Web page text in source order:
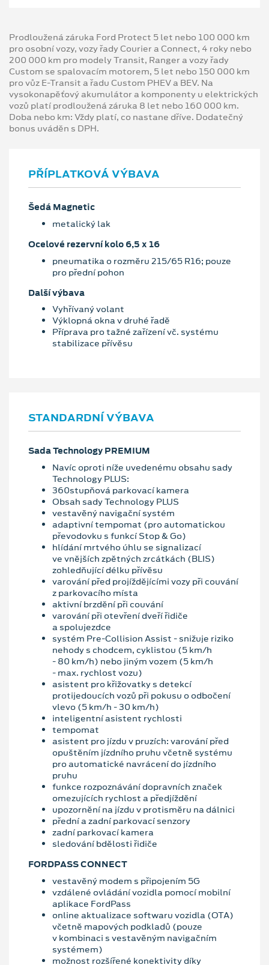
Prodloužená záruka Ford Protect 5 let nebo 100 000 km
pro osobní vozy, vozy řady Courier a Connect, 4 roky nebo
200 000 km pro modely Transit, Ranger a vozy řady
Custom se spalovacím motorem, 5 let nebo 150 000 km
pro vůz E-Transit a řadu Custom PHEV a BEV. Na
vysokonapěťový akumulátor a komponenty u elektrických
vozů platí prodloužená záruka 8 let nebo 160 000 km.
Doba nebo km: Vždy platí, co nastane dříve. Dodatečný
bonus uváděn s DPH.
PŘÍPLATKOVÁ VÝBAVA
Šedá Magnetic
metalický lak
Ocelové rezervní kolo 6,5 x 16
pneumatika o rozměru 215/65 R16; pouze
pro přední pohon
Další výbava
Vyhřívaný volant
Výklopná okna v druhé řadě
Příprava pro tažné zařízení vč. systému
stabilizace přívěsu
STANDARDNÍ VÝBAVA
Sada Technology PREMIUM
Navíc oproti níže uvedenému obsahu sady
Technology PLUS:
360stupňová parkovací kamera
Obsah sady Technology PLUS
vestavěný navigační systém
adaptivní tempomat (pro automatickou
převodovku s funkcí Stop & Go)
hlídání mrtvého úhlu se signalizací
ve vnějších zpětných zrcátkách (BLIS)
zohledňující délku přívěsu
varování před projíždějícími vozy při couvání
z parkovacího místa
aktivní brzdění při couvání
varování při otevření dveří řidiče
a spolujezdce
systém Pre-Collision Assist - snižuje riziko
nehody s chodcem, cyklistou (5 km/h
- 80 km/h) nebo jiným vozem (5 km/h
- max. rychlost vozu)
asistent pro křižovatky s detekcí
protijedoucích vozů při pokusu o odbočení
vlevo (5 km/h - 30 km/h)
inteligentní asistent rychlosti
tempomat
asistent pro jízdu v pruzích: varování před
opuštěním jízdního pruhu včetně systému
pro automatické navrácení do jízdního
pruhu
funkce rozpoznávání dopravních značek
omezujících rychlost a předjíždění
upozornění na jízdu v protisměru na dálnici
přední a zadní parkovací senzory
zadní parkovací kamera
sledování bdělosti řidiče
FORDPASS CONNECT
vestavěný modem s připojením 5G
vzdálené ovládání vozidla pomocí mobilní
aplikace FordPass
online aktualizace softwaru vozidla (OTA)
včetně mapových podkladů (pouze
v kombinaci s vestavěným navigačním
systémem)
možnost rozšířené konektivity díky